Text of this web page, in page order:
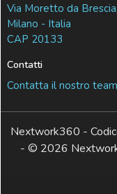
Via Moretto da
Milano - Italia
CAP 20133
Contatti
Contatta il nostro
Nextwork360 -
- © 2026